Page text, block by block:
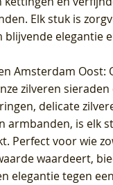
Elk stuk is
blijvende elegantie
Amsterdam Oost:
zilveren
delicate
armbanden, is elk
Perfect voor wie
waardeert,
elegantie tegen